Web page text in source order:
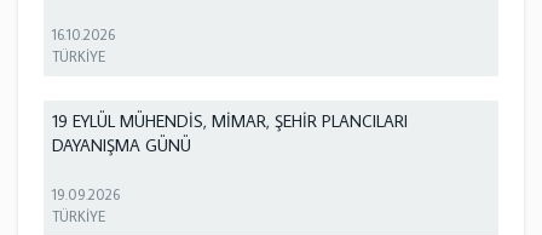
16.10.2026
TÜRKİYE
19 EYLÜL MÜHENDİS, MİMAR, ŞEHİR PLANCILARI
DAYANIŞMA GÜNÜ
19.09.2026
TÜRKİYE